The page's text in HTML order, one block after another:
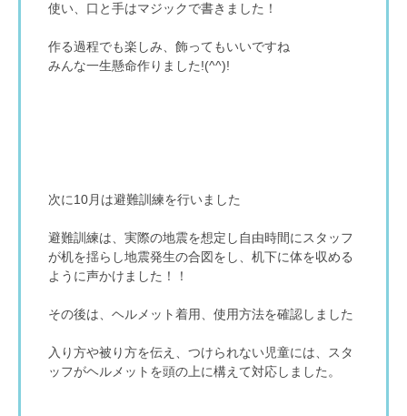
使い、口と手はマジックで書きました！
作る過程でも楽しみ、飾ってもいいですね
みんな一生懸命作りました!(^^)!
次に10月は避難訓練を行いました
避難訓練は、実際の地震を想定し自由時間にスタッフ
が机を揺らし地震発生の合図をし、机下に体を収める
ように声かけました！！
その後は、ヘルメット着用、使用方法を確認しました
入り方や被り方を伝え、つけられない児童には、スタ
ッフがヘルメットを頭の上に構えて対応しました。